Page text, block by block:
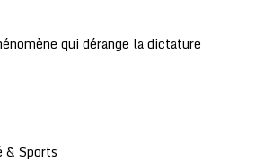
qui dérange la dictature
& Sports